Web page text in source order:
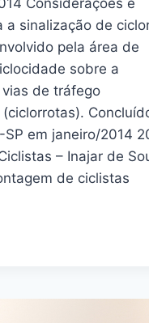
Considerações e
a sinalização de
pela área de
sobre a
de tráfego
SP em janeiro/2014
– Inajar de
de ciclistas